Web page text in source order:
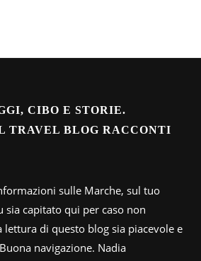
CIBO E STORIE.
TRAVEL BLOG RACCONTI
sulle Marche, sul tuo
sia capitato qui per caso non
lettura di questo blog sia piacevole e
navigazione. Nadia